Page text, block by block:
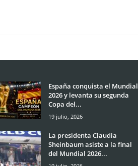
España conquista el Mundial
2026 y levanta su segunda
Copa del...
19 julio, 2026
La presidenta Claudia
Sheinbaum asiste a la final
del Mundial 2026...